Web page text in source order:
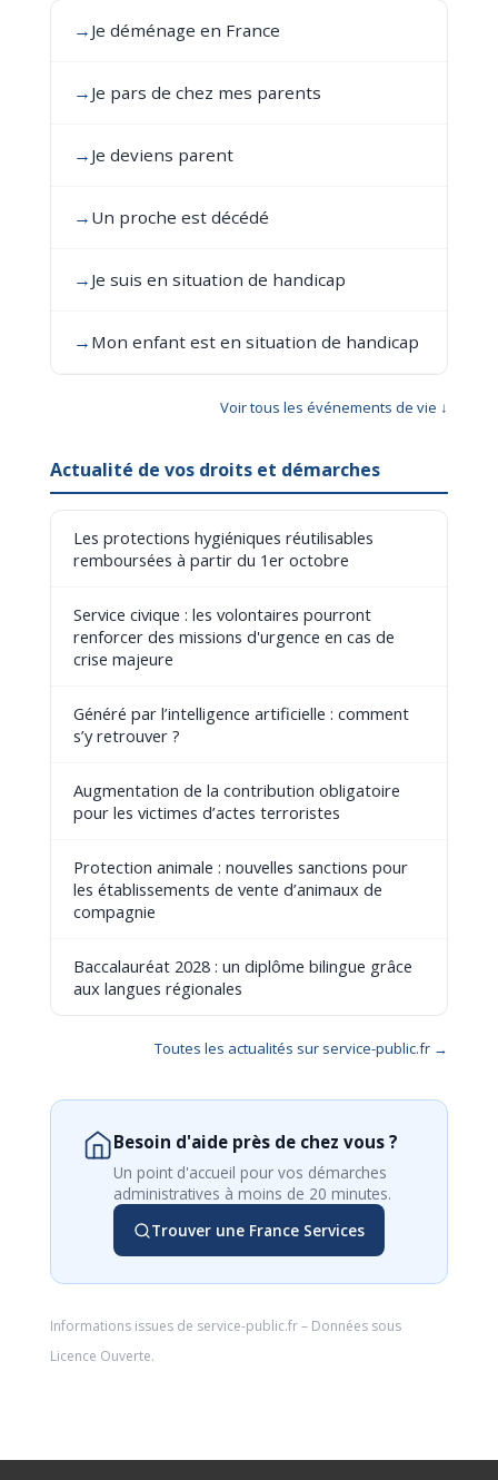
→ Je déménage en France
→ Je pars de chez mes parents
→ Je deviens parent
→ Un proche est décédé
→ Je suis en situation de handicap
→ Mon enfant est en situation de handicap
Voir tous les événements de vie ↓
Actualité de vos droits et démarches
Les protections hygiéniques réutilisables
remboursées à partir du 1er octobre
Service civique : les volontaires pourront
renforcer des missions d'urgence en cas de
crise majeure
Généré par l’intelligence artificielle : comment
s’y retrouver ?
Augmentation de la contribution obligatoire
pour les victimes d’actes terroristes
Protection animale : nouvelles sanctions pour
les établissements de vente d’animaux de
compagnie
Baccalauréat 2028 : un diplôme bilingue grâce
aux langues régionales
Toutes les actualités sur service-public.fr →
Besoin d'aide près de chez vous ?
Un point d'accueil pour vos démarches
administratives à moins de 20 minutes.
Trouver une France Services
Informations issues de service-public.fr– Données sous
Licence Ouverte.